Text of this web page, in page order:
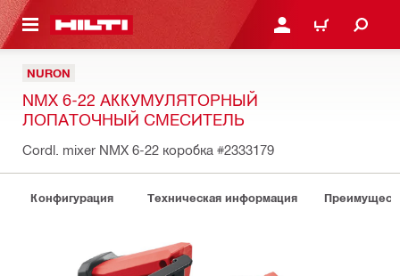
КОНТЕНТУ ВОЙДИТЕ В СВОЮ
КОРЗИНА
NURON
NMX 6-22 АККУМУЛЯТОРНЫЙ
ЛОПАТОЧНЫЙ СМЕСИТЕЛЬ
Cordl. mixer NMX 6-22 коробка #2333179
Конфигурация Техническая информация